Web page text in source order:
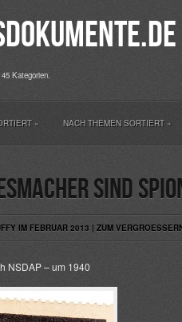
Kategorien.
» NACH THEMEN SORTIERT»
sind
IM FEBRUAR 2013 | ZUM
NSDAP – um 1940